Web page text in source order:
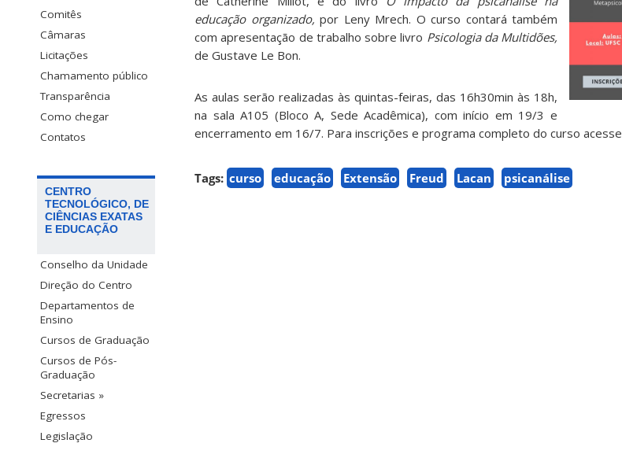
Comitês
Câmaras
Licitações
Chamamento público
Transparência
Como chegar
Contatos
CENTRO
TECNOLÓGICO, DE
CIÊNCIAS EXATAS
E EDUCAÇÃO
Conselho da Unidade
Direção do Centro
Departamentos de
Ensino
Cursos de Graduação
Cursos de Pós-
Graduação
Secretarias »
Egressos
Legislação
educação organizado, por Leny Mrech. O curso contará também
com apresentação de trabalho sobre livro Psicologia da Multidões,
de Gustave Le Bon.
As aulas serão realizadas às quintas-feiras, das 16h30min às 18h,
na sala A105 (Bloco A, Sede Acadêmica), com início em 19/3 e
encerramento em 16/7. Para inscrições e programa completo do curso acesse
Tags: curso educação Extensão Freud Lacan psicanálise